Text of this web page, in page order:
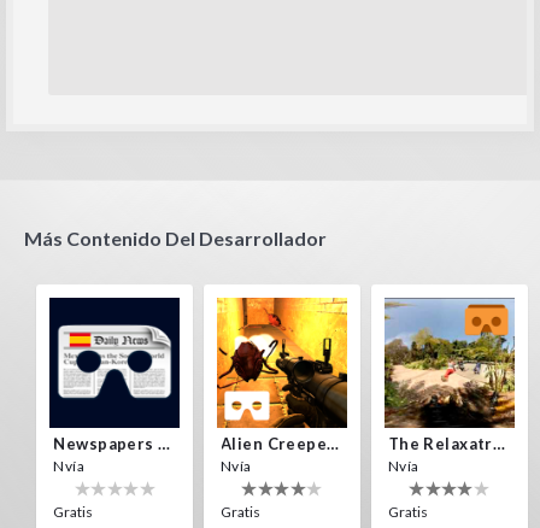
Más Contenido Del Desarrollador
Newspapers Spain VR
Nvía
Gratis
Alien Creepers VR
Nvía
Gratis
The Relaxatron
Nvía
Gratis